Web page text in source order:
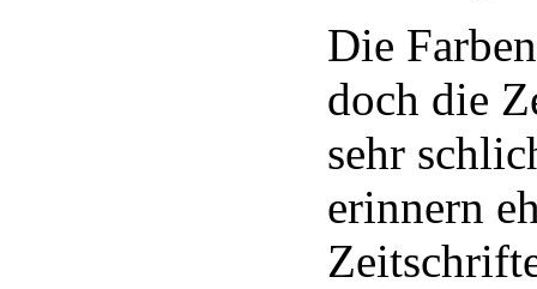
Die
doch die
sehr
erinnern